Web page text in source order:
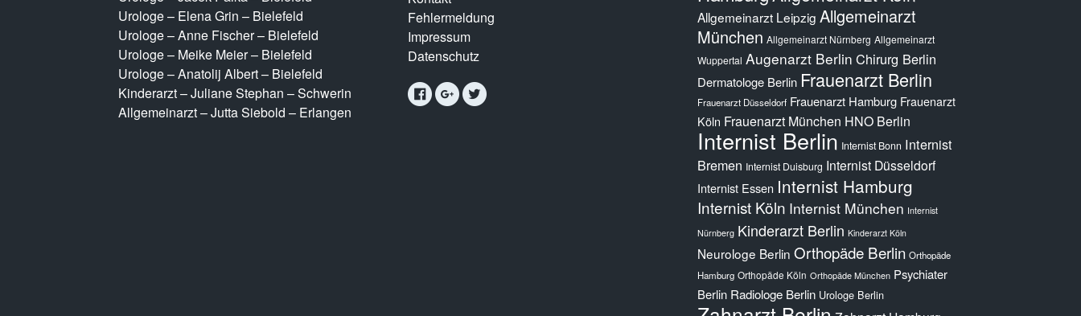
Urologe – Elena Grin – Bielefeld
Urologe – Anne Fischer – Bielefeld
Urologe – Meike Meier – Bielefeld
Urologe – Anatolij Albert – Bielefeld
Kinderarzt – Juliane Stephan – Schwerin
Allgemeinarzt – Jutta Siebold – Erlangen
Fehlermeldung
Impressum
Datenschutz
Allgemeinarzt Leipzig Allgemeinarzt
München Allgemeinarzt Nürnberg Allgemeinarzt
Wuppertal Augenarzt Berlin Chirurg Berlin
Dermatologe Berlin Frauenarzt Berlin
Frauenarzt Düsseldorf Frauenarzt Hamburg Frauenarzt
Köln Frauenarzt München HNO Berlin
Internist Berlin Internist Bonn Internist
Bremen Internist Duisburg Internist Düsseldorf
Internist Essen Internist Hamburg
Internist Köln Internist München Internist
Nürnberg Kinderarzt Berlin Kinderarzt Köln
Neurologe Berlin Orthopäde Berlin Orthopäde
Hamburg Orthopäde Köln Orthopäde München Psychiater
Berlin Radiologe Berlin Urologe Berlin